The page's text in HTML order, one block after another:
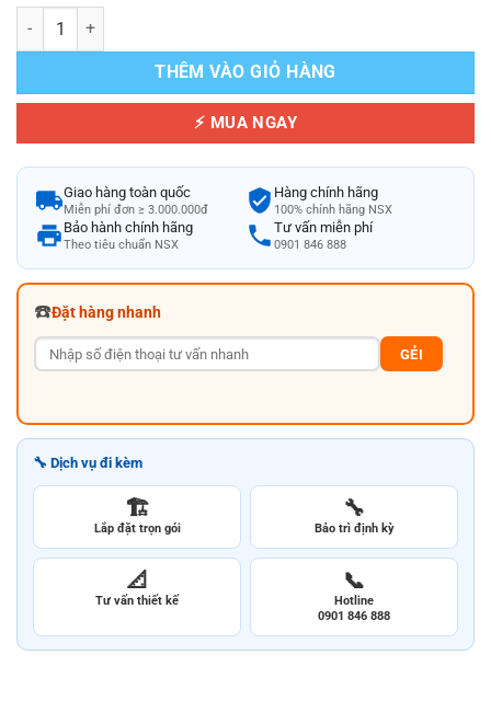
Đèn LED Hồ Bơi Tiết Kiệm Điện Emaux UL-H100 Ánh Sáng Sắc Nét
THÊM VÀO GIỎ HÀNG
⚡ MUA NGAY
Giao hàng toàn quốc
Miễn phí đơn ≥ 3.000.000đ
Hàng chính hãng
100% chính hãng NSX
Bảo hành chính hãng
Theo tiêu chuẩn NSX
Tư vấn miễn phí
0901 846 888
☎️Đặt hàng nhanh
GẺI
🔧 Dịch vụ đi kèm
🏗️
Lắp đặt trọn gói
🔧
Bảo trì định kỳ
📐
Tư vấn thiết kế
📞
Hotline
0901 846 888